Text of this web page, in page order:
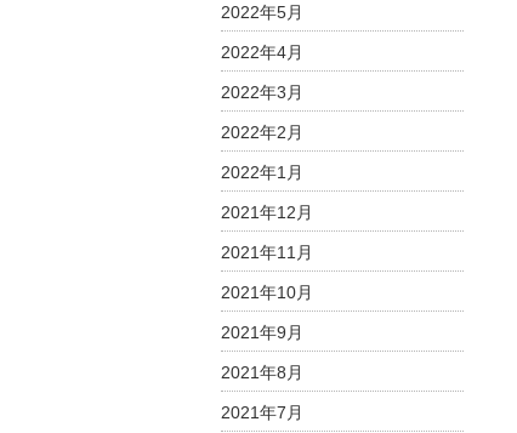
2022年5月
2022年4月
2022年3月
2022年2月
2022年1月
2021年12月
2021年11月
2021年10月
2021年9月
2021年8月
2021年7月